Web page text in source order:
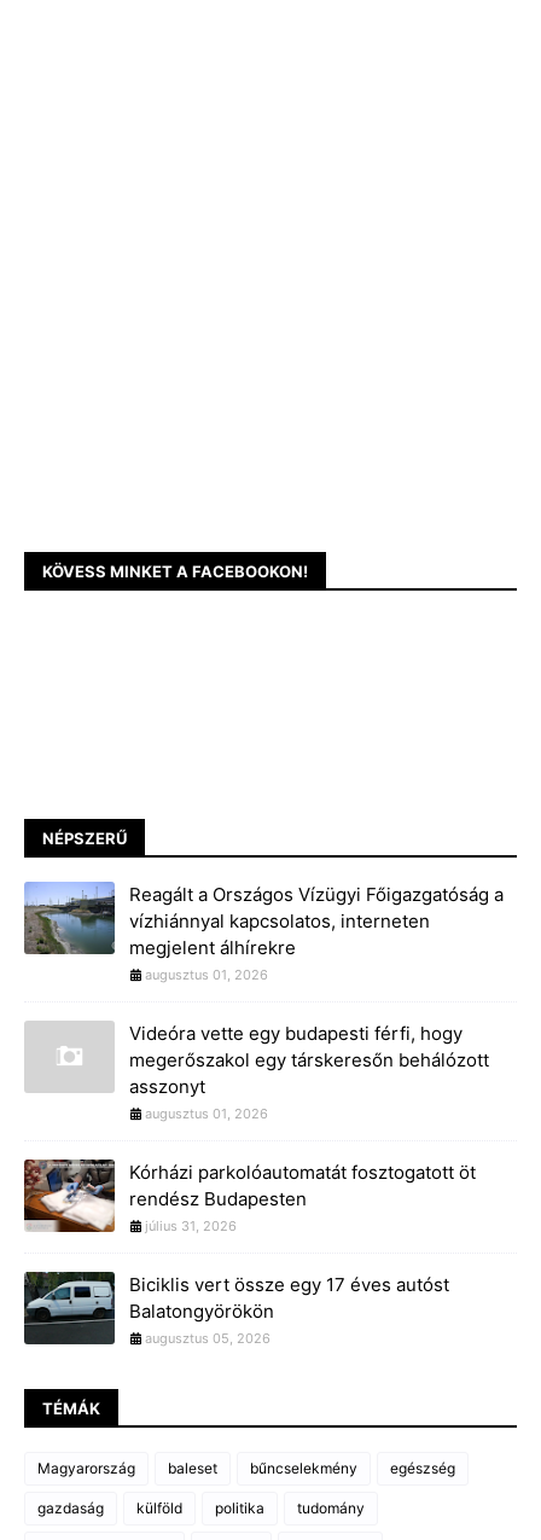
KÖVESS MINKET A FACEBOOKON!
NÉPSZERŰ
Reagált a Országos Vízügyi Főigazgatóság a
vízhiánnyal kapcsolatos, interneten
megjelent álhírekre
augusztus 01, 2026
Videóra vette egy budapesti férfi, hogy
megerőszakol egy társkeresőn behálózott
asszonyt
augusztus 01, 2026
Kórházi parkolóautomatát fosztogatott öt
rendész Budapesten
július 31, 2026
Biciklis vert össze egy 17 éves autóst
Balatongyörökön
augusztus 05, 2026
TÉMÁK
Magyarország baleset bűncselekmény egészség
gazdaság külföld politika tudomány